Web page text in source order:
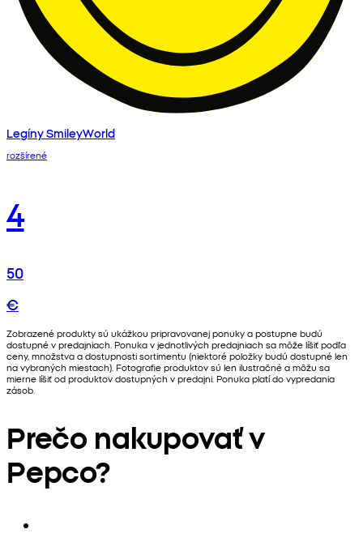
Legíny SmileyWorld
rozšírené
4
50
€
Zobrazené produkty sú ukážkou pripravovanej ponuky a postupne budú
dostupné v predajniach. Ponuka v jednotlivých predajniach sa môže líšiť podľa
ceny, množstva a dostupnosti sortimentu (niektoré položky budú dostupné len
na vybraných miestach). Fotografie produktov sú len ilustračné a môžu sa
mierne líšiť od produktov dostupných v predajni. Ponuka platí do vypredania
zásob.
Prečo nakupovať v
Pepco?